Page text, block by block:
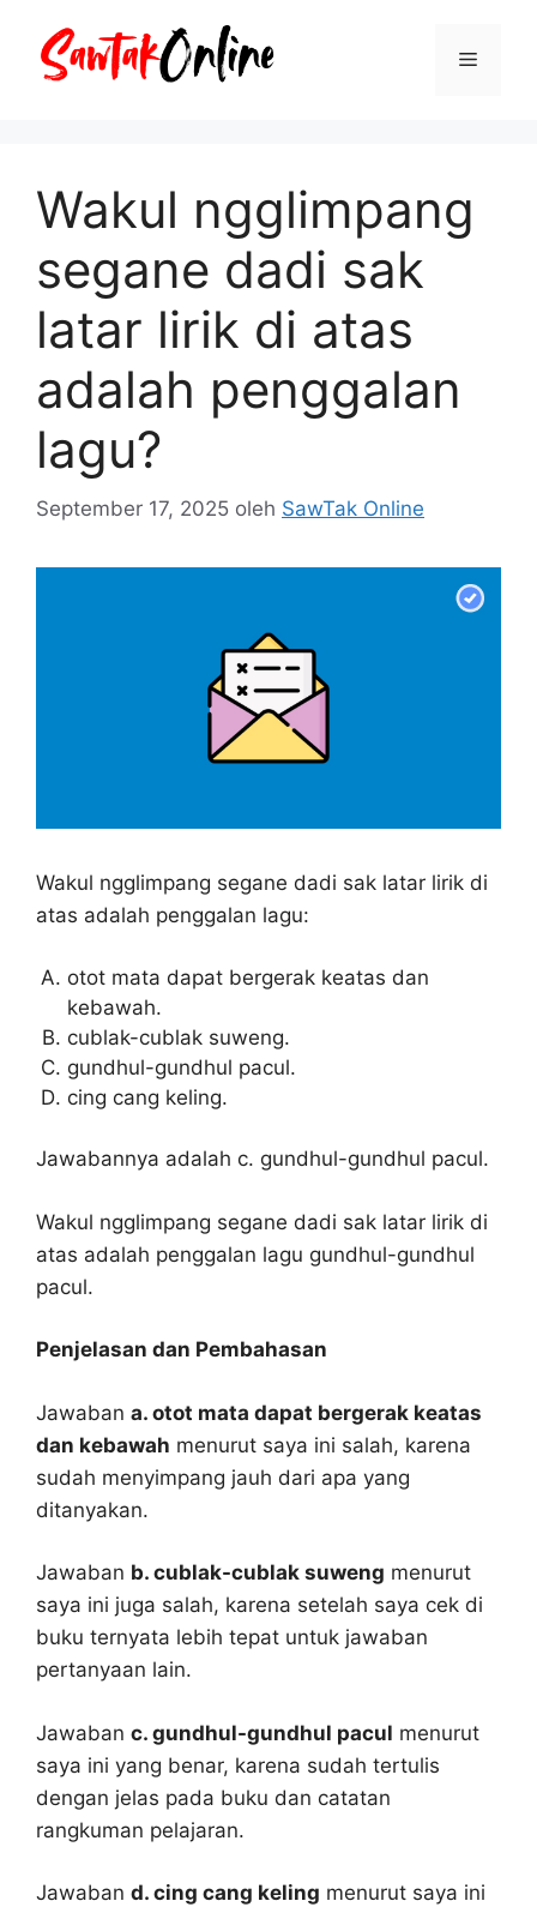
Menu
Wakul ngglimpang
segane dadi sak
latar lirik di atas
adalah penggalan
lagu?
September 17, 2025 oleh SawTak Online
Wakul ngglimpang segane dadi sak latar lirik di
atas adalah penggalan lagu:
otot mata dapat bergerak keatas dan
kebawah.
cublak-cublak suweng.
gundhul-gundhul pacul.
cing cang keling.
Jawabannya adalah c. gundhul-gundhul pacul.
Wakul ngglimpang segane dadi sak latar lirik di
atas adalah penggalan lagu gundhul-gundhul
pacul.
Penjelasan dan Pembahasan
Jawaban a. otot mata dapat bergerak keatas
dan kebawah menurut saya ini salah, karena
sudah menyimpang jauh dari apa yang
ditanyakan.
Jawaban b. cublak-cublak suweng menurut
saya ini juga salah, karena setelah saya cek di
buku ternyata lebih tepat untuk jawaban
pertanyaan lain.
Jawaban c. gundhul-gundhul pacul menurut
saya ini yang benar, karena sudah tertulis
dengan jelas pada buku dan catatan
rangkuman pelajaran.
Jawaban d. cing cang keling menurut saya ini